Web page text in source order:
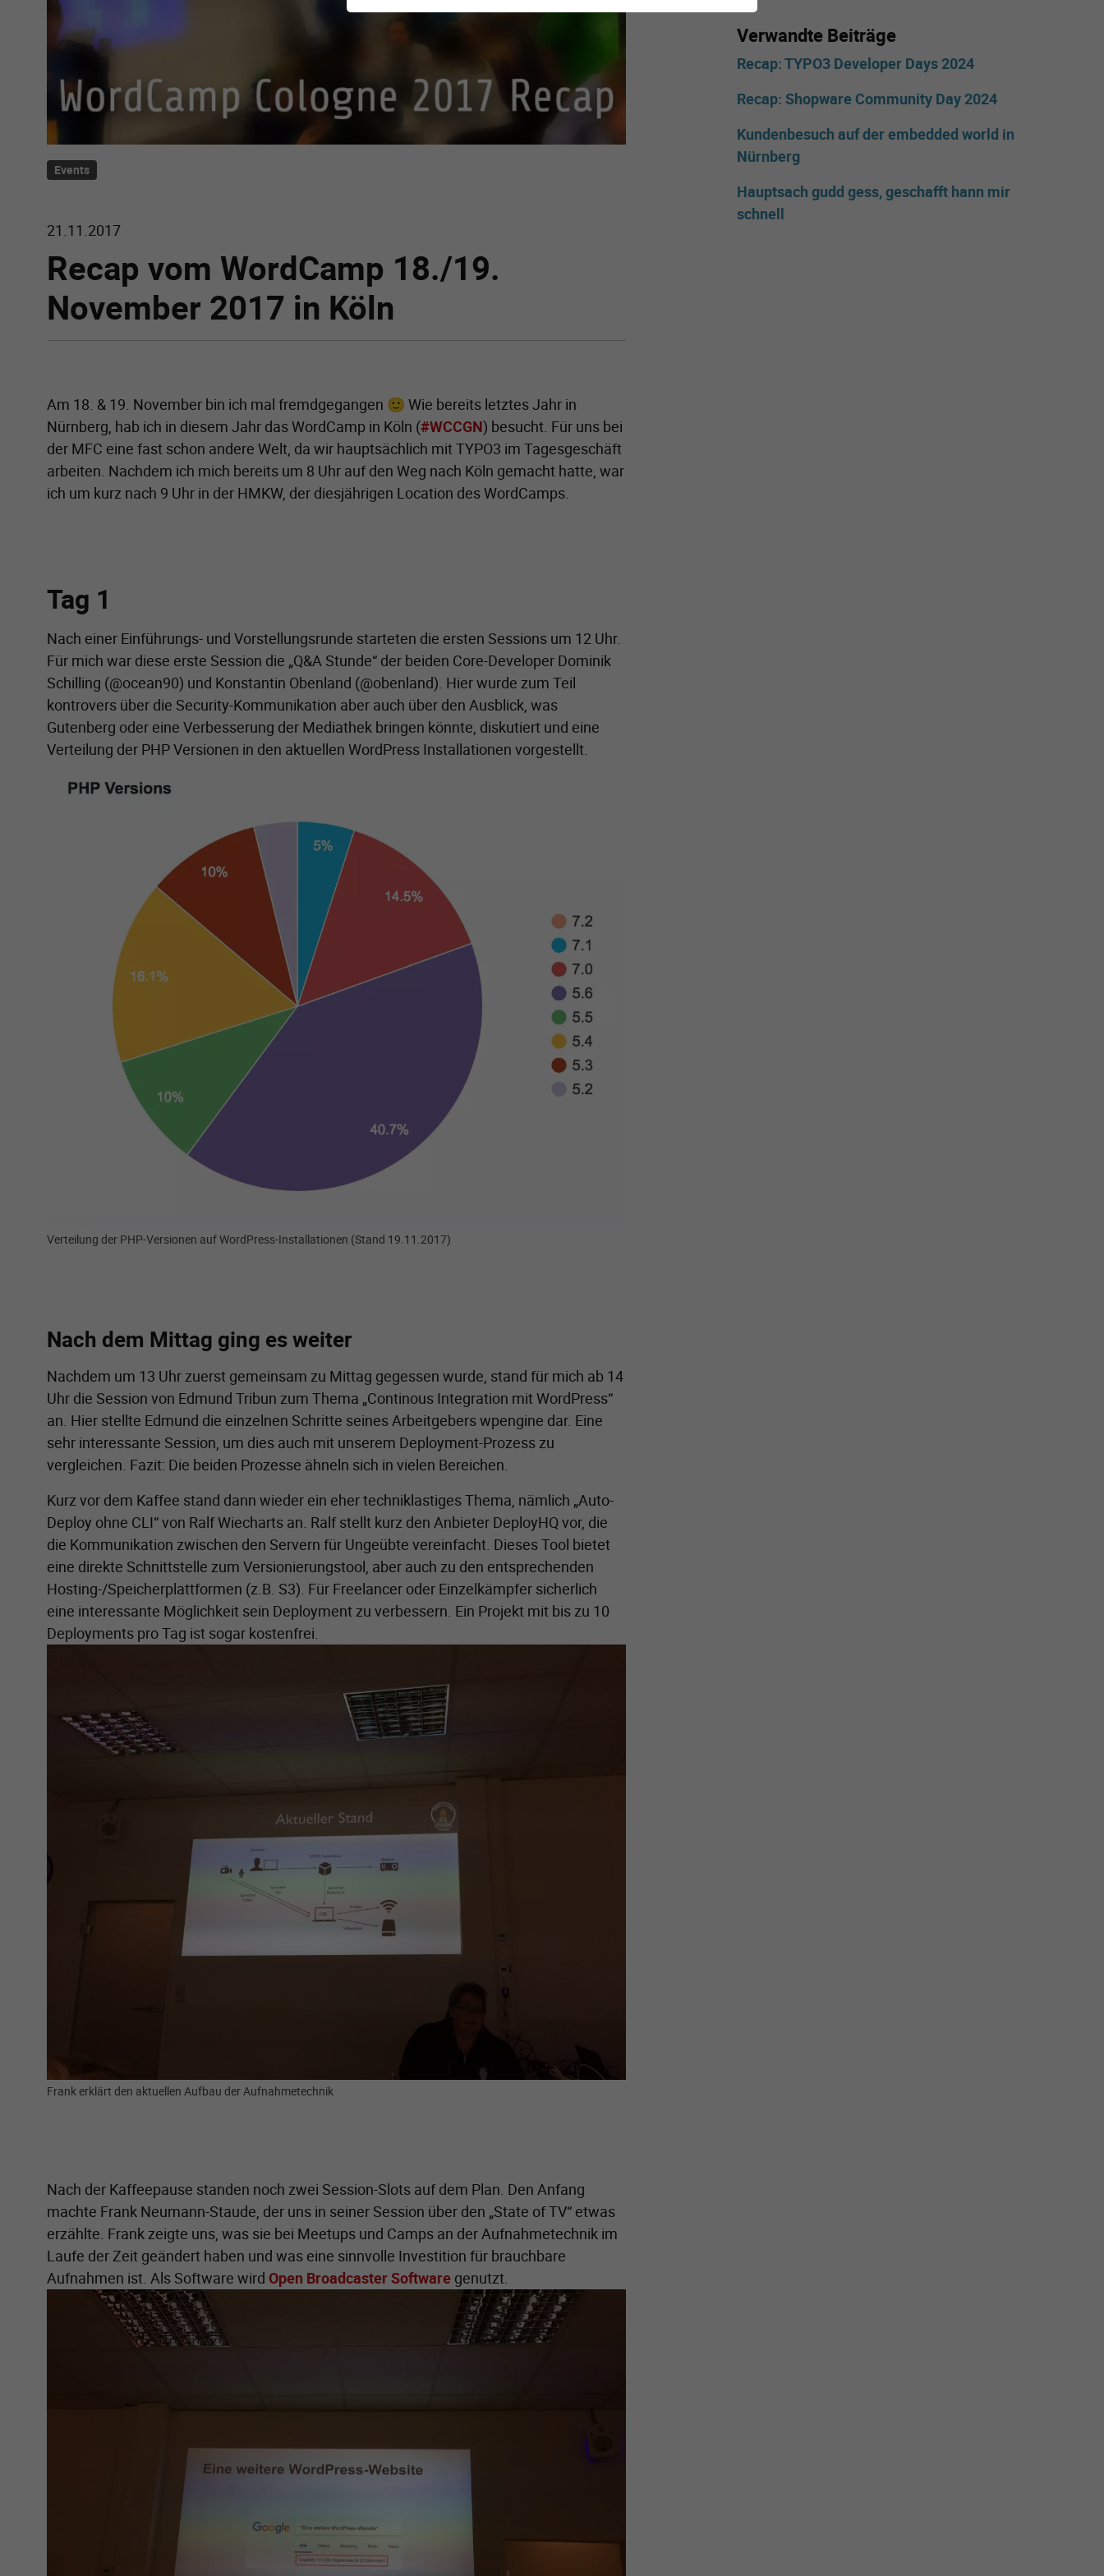
Events
21.11.2017
Recap vom WordCamp 18./19.
November 2017 in Köln
Am 18. & 19. November bin ich mal fremdgegangen 🙂 Wie bereits letztes Jahr in
Nürnberg, hab ich in diesem Jahr das WordCamp in Köln (#WCCGN) besucht. Für uns bei
der MFC eine fast schon andere Welt, da wir hauptsächlich mit TYPO3 im Tagesgeschäft
arbeiten. Nachdem ich mich bereits um 8 Uhr auf den Weg nach Köln gemacht hatte, war
ich um kurz nach 9 Uhr in der HMKW, der diesjährigen Location des WordCamps.
Verteilung der PHP-Versionen auf WordPress-Installationen (Stand 19.11.2017)
Tag 1
Nach einer Einführungs- und Vorstellungsrunde starteten die ersten Sessions um 12 Uhr.
Für mich war diese erste Session die „Q&A Stunde“ der beiden Core-Developer Dominik
Schilling (@ocean90) und Konstantin Obenland (@obenland). Hier wurde zum Teil
kontrovers über die Security-Kommunikation aber auch über den Ausblick, was
Gutenberg oder eine Verbesserung der Mediathek bringen könnte, diskutiert und eine
Verteilung der PHP Versionen in den aktuellen WordPress Installationen vorgestellt.
Frank erklärt den aktuellen Aufbau der Aufnahmetechnik
Nach dem Mittag ging es weiter
Nachdem um 13 Uhr zuerst gemeinsam zu Mittag gegessen wurde, stand für mich ab 14
Uhr die Session von Edmund Tribun zum Thema „Continous Integration mit WordPress“
an. Hier stellte Edmund die einzelnen Schritte seines Arbeitgebers wpengine dar. Eine
sehr interessante Session, um dies auch mit unserem Deployment-Prozess zu
vergleichen. Fazit: Die beiden Prozesse ähneln sich in vielen Bereichen.
Kurz vor dem Kaffee stand dann wieder ein eher techniklastiges Thema, nämlich „Auto-
Deploy ohne CLI“ von Ralf Wiecharts an. Ralf stellt kurz den Anbieter DeployHQ vor, die
die Kommunikation zwischen den Servern für Ungeübte vereinfacht. Dieses Tool bietet
eine direkte Schnittstelle zum Versionierungstool, aber auch zu den entsprechenden
Hosting-/Speicherplattformen (z.B. S3). Für Freelancer oder Einzelkämpfer sicherlich
eine interessante Möglichkeit sein Deployment zu verbessern. Ein Projekt mit bis zu 10
Deployments pro Tag ist sogar kostenfrei.
Zeige größere Version von:
Nach der Kaffeepause standen noch zwei Session-Slots auf dem Plan. Den Anfang
machte Frank Neumann-Staude, der uns in seiner Session über den „State of TV“ etwas
erzählte. Frank zeigte uns, was sie bei Meetups und Camps an der Aufnahmetechnik im
Laufe der Zeit geändert haben und was eine sinnvolle Investition für brauchbare
Aufnahmen ist. Als Software wird Open Broadcaster Software genutzt.
Verwandte Beiträge
Recap: TYPO3 Developer Days 2024
Recap: Shopware Community Day 2024
Kundenbesuch auf der embedded world in
Nürnberg
Hauptsach gudd gess, geschafft hann mir
schnell